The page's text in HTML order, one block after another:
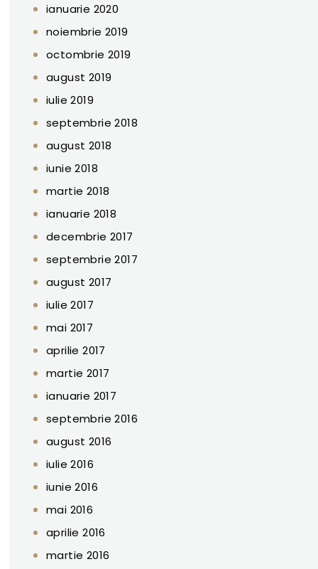
ianuarie 2020
noiembrie 2019
octombrie 2019
august 2019
iulie 2019
septembrie 2018
august 2018
iunie 2018
martie 2018
ianuarie 2018
decembrie 2017
septembrie 2017
august 2017
iulie 2017
mai 2017
aprilie 2017
martie 2017
ianuarie 2017
septembrie 2016
august 2016
iulie 2016
iunie 2016
mai 2016
aprilie 2016
martie 2016